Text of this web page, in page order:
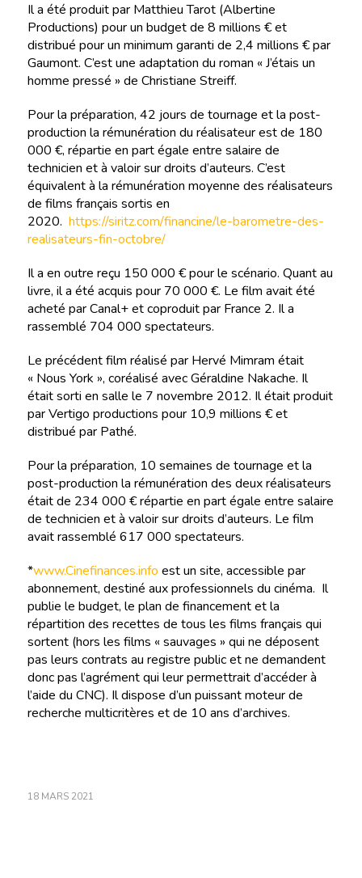
Il a été produit par Matthieu Tarot (Albertine
Productions) pour un budget de 8 millions € et
distribué pour un minimum garanti de 2,4 millions € par
Gaumont. C’est une adaptation du roman « J’étais un
homme pressé » de Christiane Streiff.
Pour la préparation, 42 jours de tournage et la post-
production la rémunération du réalisateur est de 180
000 €, répartie en part égale entre salaire de
technicien et à valoir sur droits d’auteurs. C’est
équivalent à la rémunération moyenne des réalisateurs
de films français sortis en
2020. https://siritz.com/financine/le-barometre-des-
realisateurs-fin-octobre/
Il a en outre reçu 150 000 € pour le scénario. Quant au
livre, il a été acquis pour 70 000 €. Le film avait été
acheté par Canal+ et coproduit par France 2. Il a
rassemblé 704 000 spectateurs.
Le précédent film réalisé par Hervé Mimram était
« Nous York », coréalisé avec Géraldine Nakache. Il
était sorti en salle le 7 novembre 2012. Il était produit
par Vertigo productions pour 10,9 millions € et
distribué par Pathé.
Pour la préparation, 10 semaines de tournage et la
post-production la rémunération des deux réalisateurs
était de 234 000 € répartie en part égale entre salaire
de technicien et à valoir sur droits d’auteurs. Le film
avait rassemblé 617 000 spectateurs.
*www.Cinefinances.info est un site, accessible par
abonnement, destiné aux professionnels du cinéma. Il
publie le budget, le plan de financement et la
répartition des recettes de tous les films français qui
sortent (hors les films « sauvages » qui ne déposent
pas leurs contrats au registre public et ne demandent
donc pas l’agrément qui leur permettrait d’accéder à
l’aide du CNC). Il dispose d’un puissant moteur de
recherche multicritères et de 10 ans d’archives.
18 MARS 2021